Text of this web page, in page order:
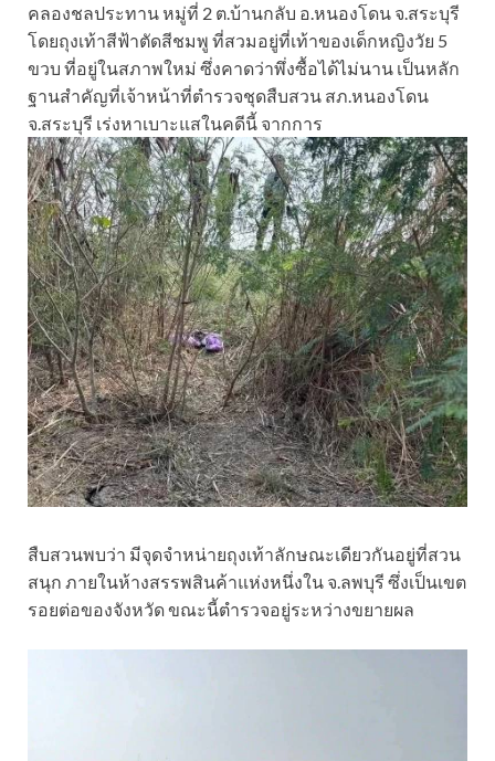
คลองชลประทาน หมู่ที่ 2 ต.บ้านกลับ อ.หนองโดน จ.สระบุรี
โดยถุงเท้าสีฟ้าตัดสีชมพู ที่สวมอยู่ที่เท้าของเด็กหญิงวัย 5
ขวบ ที่อยู่ในสภาพใหม่ ซึ่งคาดว่าพึ่งซื้อได้ไม่นาน เป็นหลัก
ฐานสำคัญที่เจ้าหน้าที่ตำรวจชุดสืบสวน สภ.หนองโดน
จ.สระบุรี เร่งหาเบาะแสในคดีนี้ จากการ
สืบสวนพบว่า มีจุดจำหน่ายถุงเท้าลักษณะเดียวกันอยู่ที่สวน
สนุก ภายในห้างสรรพสินค้าแห่งหนึ่งใน จ.ลพบุรี ซึ่งเป็นเขต
รอยต่อของจังหวัด ขณะนี้ตำรวจอยู่ระหว่างขยายผล